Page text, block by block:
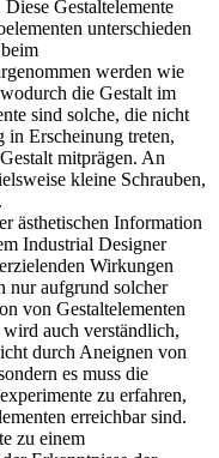
Gestaltelemente
unterschieden
werden wie
die Gestalt im
sind solche, die nicht
in Erscheinung treten,
mitprägen. An
kleine Schrauben,
ästhetischen Information
Industrial Designer
Wirkungen
nur aufgrund solcher
von Gestaltelementen
auch verständlich,
durch Aneignen von
es muss die
zu erfahren,
erreichbar sind.
zu einem